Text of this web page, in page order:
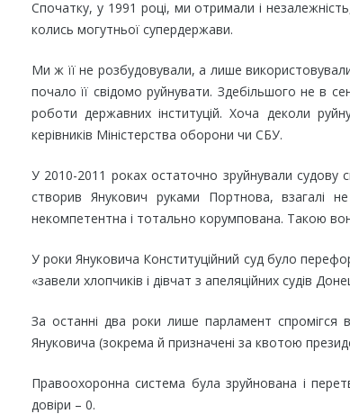
Спочатку, у 1991 році, ми отримали і
колись могутньої супердержави.
Ми ж її не розбудовували, а лише
почало її свідомо руйнувати. Здебільшого не в
роботи державних інституцій. Хоча деколи
керівників Міністерства оборони чи СБУ.
У 2010-2011 роках остаточно зруйнували
створив Янукович руками Портнова, взагалі
некомпетентна і тотально корумпована. Такою
У роки Януковича Конституційний суд було
«завели хлопчиків і дівчат з апеляційних судів
За останні два роки лише парламент спромігся
Януковича (зокрема й призначені за квотою
Правоохоронна система була зруйнована і
довіри – 0.